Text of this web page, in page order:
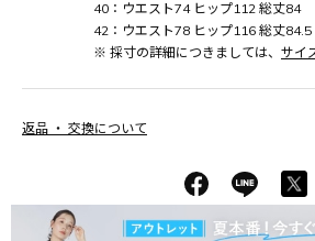
40：ウエスト74 ヒップ112 総丈84
42：ウエスト78 ヒップ116 総丈84.5
※ 採寸の詳細につきましては、 サイ
返品 ・ 交換について